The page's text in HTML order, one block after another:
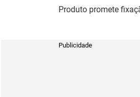
Produto promete
Publicidade